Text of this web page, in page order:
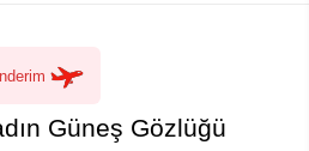
Güneş Gözlüğü